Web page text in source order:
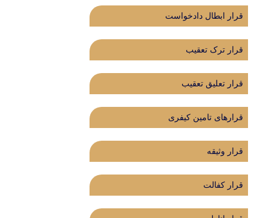
‌قرار ابطال دادخواست
قرار ترک تعقیب
قرار تعلیق تعقیب
قرارهای تامین کیفری
قرار وثیقه
قرار کفالت